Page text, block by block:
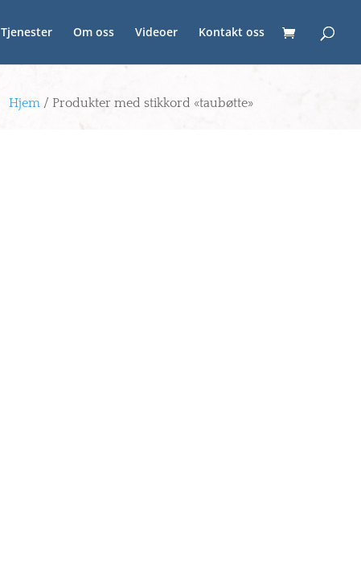
Tjenester Om oss Videoer Kontakt oss
Hjem/ Produkter med stikkord «taubøtte»